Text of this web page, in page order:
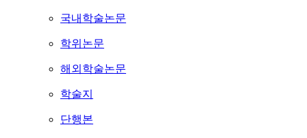
국내학술논문
학위논문
해외학술논문
학술지
단행본